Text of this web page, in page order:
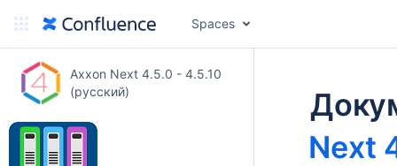
Spaces
Axxon Next 4.5.0 - 4.5.10
(русский)
Next